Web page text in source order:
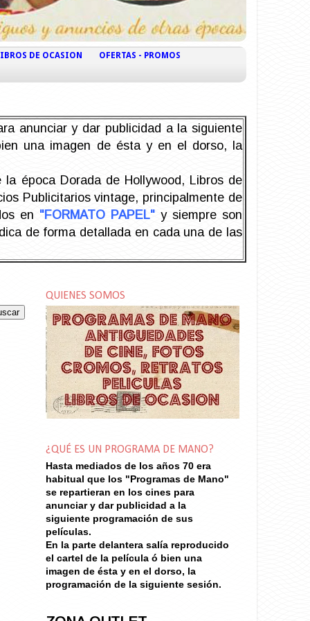
DE OCASION OFERTAS - PROMOS
anunciar y dar publicidad a la siguiente
una imagen de ésta y en el dorso, la
época Dorada de Hollywood, Libros de
Publicitarios vintage, principalmente de
en "FORMATO PAPEL" y siempre son
de forma detallada en cada una de las
QUIENES SOMOS
¿QUÉ ES UN PROGRAMA DE MANO?
Hasta mediados de los años 70 era
habitual que los "Programas de Mano"
se repartieran en los cines para
anunciar y dar publicidad a la
siguiente programación de sus
películas.
En la parte delantera salía reproducido
el cartel de la película ó bien una
imagen de ésta y en el dorso, la
programación de la siguiente sesión.